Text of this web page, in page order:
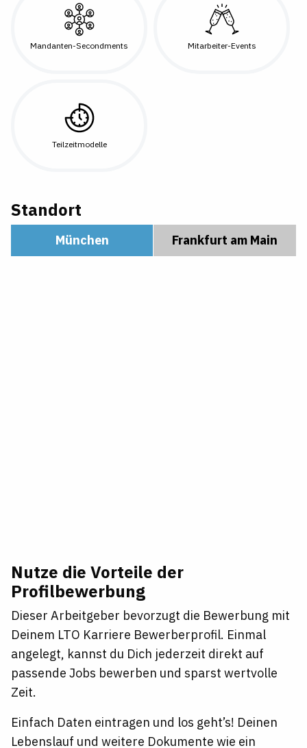
Mandanten-Secondments Mitarbeiter-Events
Teilzeitmodelle
Standort
München Frankfurt am Main
Nutze die Vorteile der
Profilbewerbung
Dieser Arbeitgeber bevorzugt die Bewerbung mit
Deinem LTO Karriere Bewerberprofil. Einmal
angelegt, kannst du Dich jederzeit direkt auf
passende Jobs bewerben und sparst wertvolle
Zeit.
Einfach Daten eintragen und los geht’s! Deinen
Lebenslauf und weitere Dokumente wie ein